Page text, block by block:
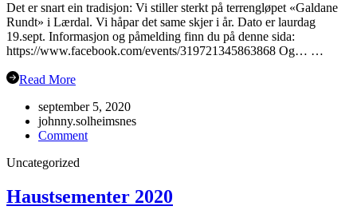
Det er snart ein tradisjon: Vi stiller sterkt på terrengløpet «Galdane
Rundt» i Lærdal. Vi håpar det same skjer i år. Dato er laurdag
19.sept. Informasjon og påmelding finn du på denne sida:
https://www.facebook.com/events/319721345863868 Og… …
Read More
september 5, 2020
johnny.solheimsnes
Commenton
19.sept
Uncategorized
Haustsementer 2020